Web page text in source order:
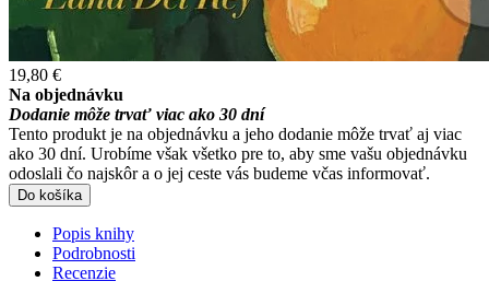
19,80 €
Na objednávku
Dodanie môže trvať viac ako 30 dní
Tento produkt je na objednávku a jeho dodanie môže trvať aj viac
ako 30 dní. Urobíme však všetko pre to, aby sme vašu objednávku
odoslali čo najskôr a o jej ceste vás budeme včas informovať.
Do košíka
Popis knihy
Podrobnosti
Recenzie